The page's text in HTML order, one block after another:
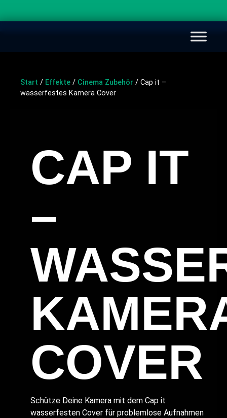
Start / Effekte / Cinema Zubehör / Cap it –
wasserfestes Kamera Cover
CAP IT
–
COVER
Schütze Deine Kamera mit dem Cap it
wasserfesten Cover für problemlose Aufnahmen